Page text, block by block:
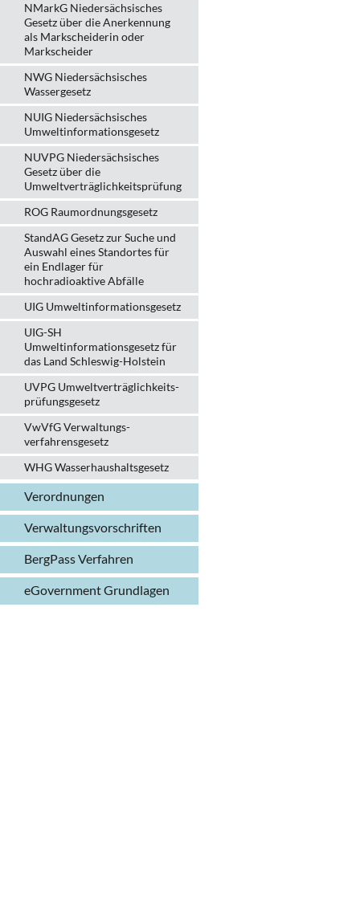
NMarkG Niedersächsisches
Gesetz über die Anerkennung
als Markscheiderin oder
Markscheider
NWG Niedersächsisches
Wassergesetz
NUIG Niedersächsisches
Umweltinformationsgesetz
NUVPG Niedersächsisches
Gesetz über die
Umweltverträglichkeitsprüfung
ROG Raumordnungsgesetz
StandAG Gesetz zur Suche und
Auswahl eines Standortes für
ein Endlager für
hochradioaktive Abfälle
UIG Umweltinformationsgesetz
UIG-SH
Umweltinformationsgesetz für
das Land Schleswig-Holstein
UVPG Umweltverträglich­keits­
prüfungs­gesetz
VwVfG Verwaltungs­
verfahrens­gesetz
WHG Wasserhaushalts­gesetz
Verordnungen
Verwaltungs­vorschriften
BergPass Verfahren
eGovernment Grundlagen